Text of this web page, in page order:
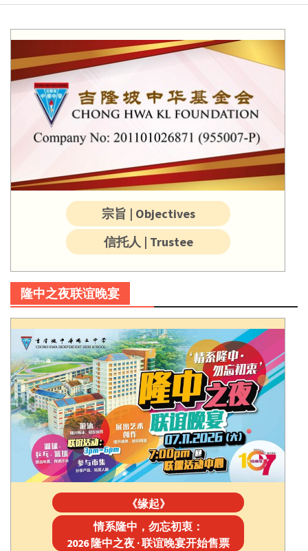
宗旨 | Objectives
信托人 | Trustee
隆中之夜联谊晚宴
《缘起》
情系隆中，勿忘初衷：
2026 隆中之夜 · 联谊晚宴开始售票